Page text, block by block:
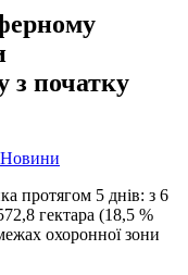
з початку
Новини
протягом 5 днів: з 6
гектара (18,5 %
охоронної зони